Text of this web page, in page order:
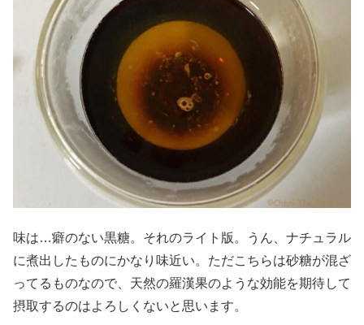
味は…癖のない黒糖。それのライト版。うん、ナチュラル
に煮出したものにかなり味近い。ただこちらは砂糖が混ざ
ってるものなので、天然の羅漢果のような効能を期待して
摂取するのはよろしくないと思います。